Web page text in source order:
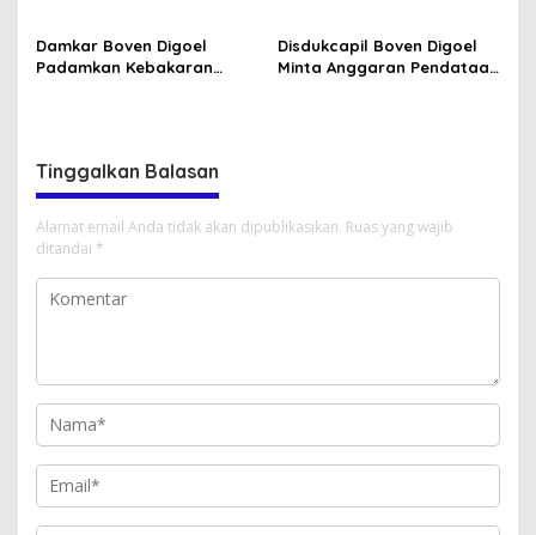
Damkar Boven Digoel
Padamkan Kebakaran
Disdukcapil Boven Digoel
Minta Anggaran Pendataan
Tinggalkan Balasan
Alamat email Anda tidak akan dipublikasikan. Ruas yang wajib
ditandai *